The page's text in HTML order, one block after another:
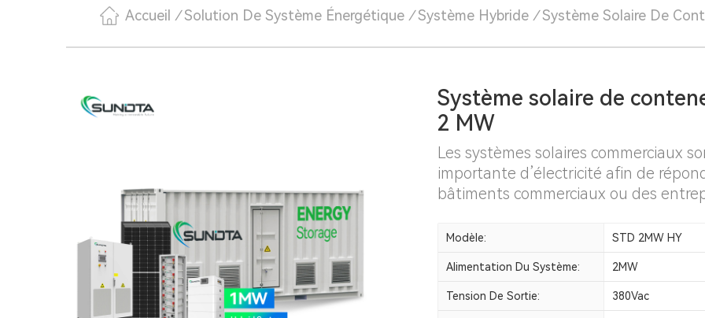
Accueil / Solution De Système Énergétique / Système Hybride / Système Solaire De
Système solaire de
2 MW
Les systèmes solaires commerciaux
importante d’électricité afin de
bâtiments commerciaux ou des
Modèle: STD 2MW HY
Alimentation Du Système: 2MW
Tension De Sortie: 380Vac